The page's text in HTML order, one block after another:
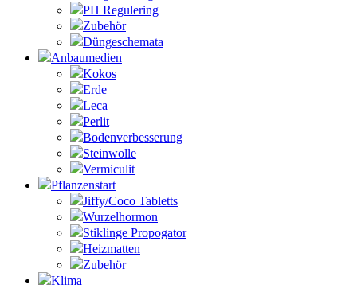
PH Regulering
Zubehör
Düngeschemata
Anbaumedien
Kokos
Erde
Leca
Perlit
Bodenverbesserung
Steinwolle
Vermiculit
Pflanzenstart
Jiffy/Coco Tabletts
Wurzelhormon
Stiklinge Propogator
Heizmatten
Zubehör
Klima